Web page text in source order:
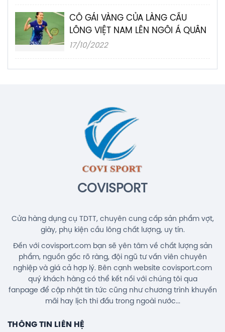
CÔ GÁI VÀNG CỦA LÀNG CẦU
LÔNG VIỆT NAM LÊN NGÔI Á QUÂN
17/10/2022
COVISPORT
Cửa hàng dụng cụ TDTT, chuyên cung cấp sản phẩm vợt,
giày, phụ kiện cầu lông chất lượng, uy tín.
Đến với covisport.com bạn sẽ yên tâm về chất lượng sản
phẩm, nguồn gốc rõ ràng, đội ngũ tư vấn viên chuyên
nghiệp và giá cả hợp lý. Bên cạnh website covisport.com
quý khách hàng có thể kết nối với chúng tôi qua
fanpage để cập nhật tin tức cũng như chương trình khuyến
mãi hay lịch thi đấu trong ngoài nước...
THÔNG TIN LIÊN HỆ